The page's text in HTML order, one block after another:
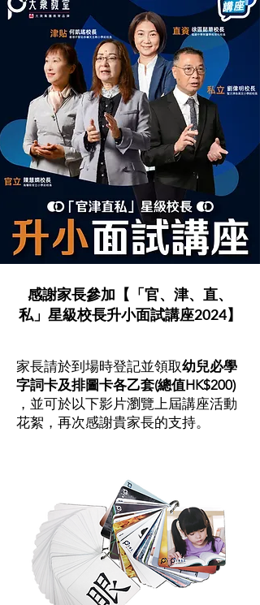
感謝家長參加【「官、津、直、
私」星級校長升小面試講座2024】
家長請於到場時登記並領取幼兒必學
字詞卡及排圖卡各乙套(總值HK$200)​
，並可於以下影片瀏覽上屆講座活動
花絮，再次感謝貴家長的支持。